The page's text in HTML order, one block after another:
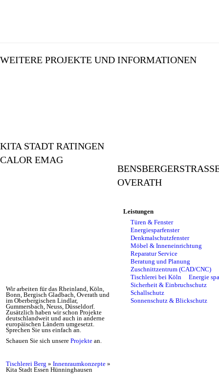
WEITERE PROJEKTE UND INFORMATIONEN
KITA STADT RATINGEN
CALOR EMAG
BENSBERGERSTRASSE
VERATH
Wir arbeiten für das Rheinland, Köln,
Bonn, Bergisch Gladbach, Overath und
im Oberbergischen Lindlar,
Gummersbach, Neuss, Düsseldorf.
Zusätzlich haben wir schon Projekte
deutschlandweit und auch in anderne
europäischen Ländern umgesetzt.
Sprechen Sie uns einfach an.
Schauen Sie sich unsere Projekte an.
Tischlerei Berg » Innenraumkonzepte »
Kita Stadt Essen Hünninghausen
Leistungen
Türen & Fenster
Energiesparfenster
Denkmalschutzfenster
Möbel & Inneneinrichtung
Reparatur Service
Beratung und Planung
Zuschnittzentrum (CAD/CNC)
Tischlerei bei Köln
Energie
Sicherheit & Einbruchschutz
Schallschutz
Sonnenschutz & Blickschutz